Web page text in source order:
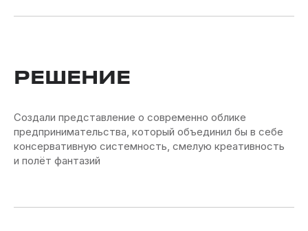
РЕШЕНИЕ
Cоздали представление о современно облике
предпринимательства, который объединил бы в себе
консервативную системность, смелую креативность
и полёт фантазий